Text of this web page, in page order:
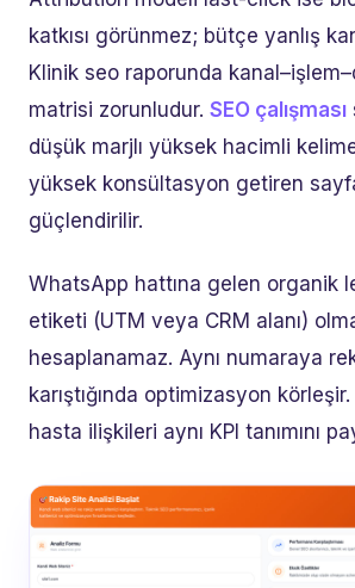
katkısı görünmez; bütçe yanlış
Klinik seo raporunda
matrisi zorunludur. SEO çalışması
düşük marjlı yüksek hacimli
yüksek konsültasyon getiren
güçlendirilir.
WhatsApp hattına gelen organik
etiketi (UTM veya CRM alanı)
hesaplanamaz. Aynı numaraya
karıştığında optimizasyon
hasta ilişkileri aynı KPI tanımını